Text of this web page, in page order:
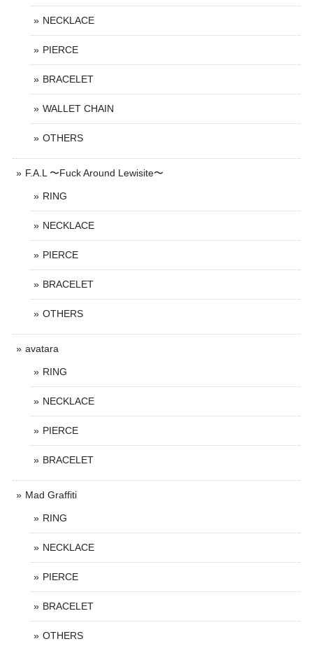
NECKLACE
PIERCE
BRACELET
WALLET CHAIN
OTHERS
F.A.L 〜Fuck Around Lewisite〜
RING
NECKLACE
PIERCE
BRACELET
OTHERS
avatara
RING
NECKLACE
PIERCE
BRACELET
Mad Graffiti
RING
NECKLACE
PIERCE
BRACELET
OTHERS